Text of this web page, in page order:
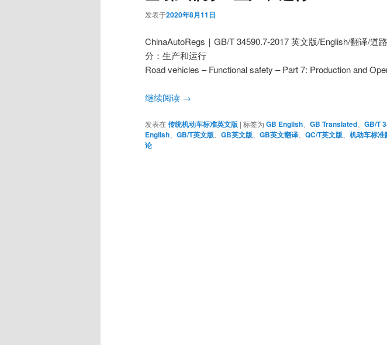
发表于2020年8月11日
ChinaAutoRegs｜GB/T 34590.7-2017 英文版/English/翻译/道
分：生产和运行
Road vehicles – Functional safety – Part 7: Production and
继续阅读 →
发表在传统机动车标准英文版 | 标签为 GB English GB Translated GB/T
English
GB/T英文版 GB英文版 GB英文翻译 QC/T英文版 机动车标准
论